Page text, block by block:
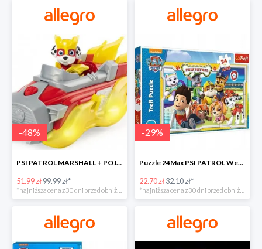
-48%
PSI PATROL MARSHALL + POJAZD WÓZ STRAŻACKI DŹWIĘK -48%
51.99 zł99.99 zł*
*najniższa cena z 30 dni przed obniżką
-29%
Puzzle 24Max PSI PATROL Wesoła drużyna TREFL -29%
22.70 zł32.10 zł*
*najniższa cena z 30 dni przed obniżką